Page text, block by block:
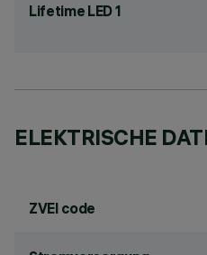
Lifetime LED 1
ELEKTRISCHE
ZVEI code